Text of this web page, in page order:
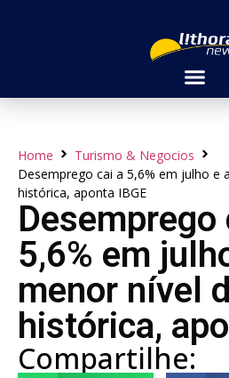
Home
Turismo & Negocios
Desemprego cai a 5,6% em julho e
histórica, aponta IBGE
Desemprego
5,6% em
menor nível
histórica,
Compartilhe: